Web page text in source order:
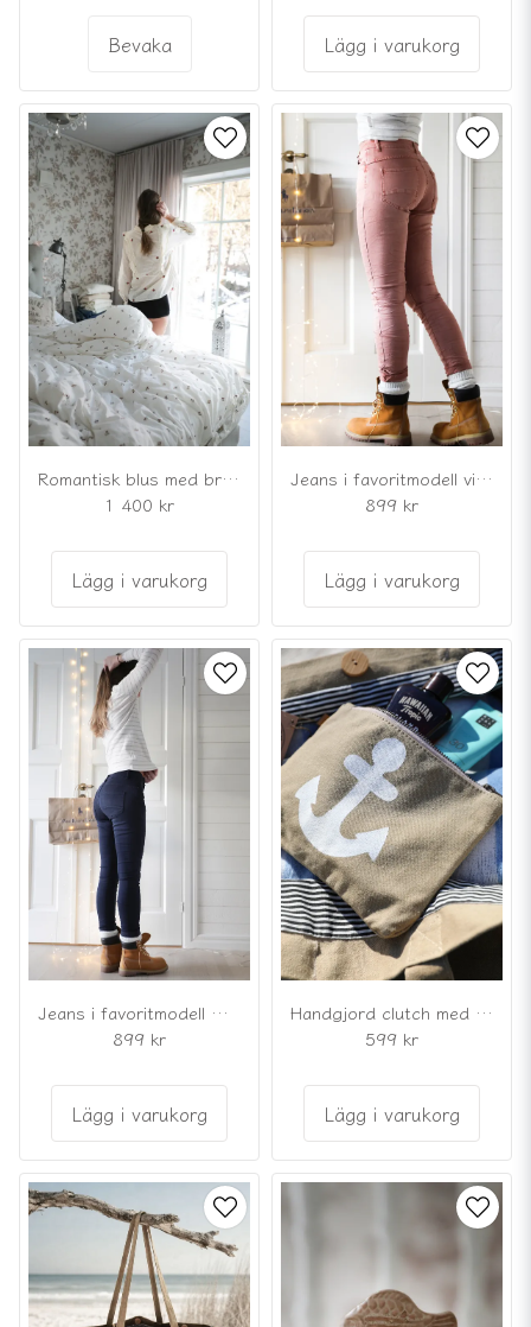
Bevaka Lägg i varukorg
Romantisk blus med broderade rosor
1 400 kr
Lägg i varukorg
Jeans i favoritmodell vintage rosa med knappar
899 kr
Lägg i varukorg
Jeans i favoritmodell marinblå med knappar
899 kr
Lägg i varukorg
Handgjord clutch med ankare
599 kr
Lägg i varukorg